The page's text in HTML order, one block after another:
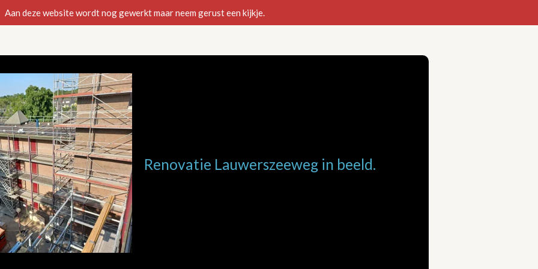
Aan deze website wordt nog gewerkt maar neem gerust een kijkje.
Renovatie Lauwerszeeweg in beeld.